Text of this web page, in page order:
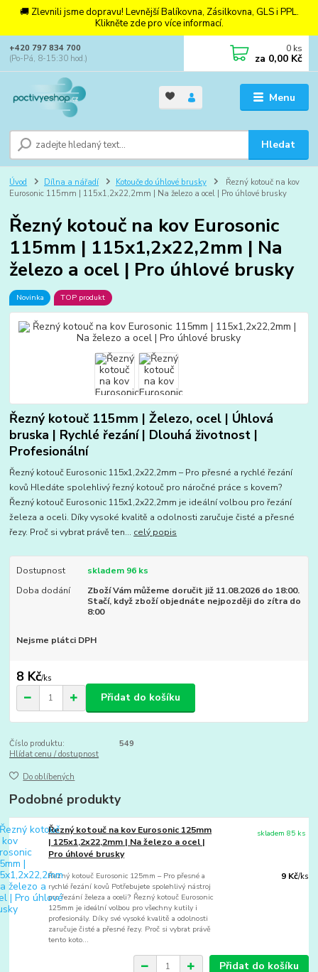
🚚 Zlevnili jsme dopravu! Levnější Balíkovna, Zásilkovna, GLS i PPL.
Klikněte zde pro více informací.
Menu
Hledat
+420 797 834 700
(Po-Pá, 8-15:30 hod.)
0 ks
za 0,00 Kč
Úvod Dílna a nářadí Kotouče do úhlové brusky
Řezný kotouč na kov
Eurosonic 115mm | 115x1,2x22,2mm | Na železo a ocel | Pro úhlové brusky
Řezný kotouč na kov Eurosonic
115mm | 115x1,2x22,2mm | Na
železo a ocel | Pro úhlové brusky
Novinka TOP produkt
Řezný kotouč 115mm | Železo, ocel | Úhlová
bruska | Rychlé řezání | Dlouhá životnost |
Profesionální
Řezný kotouč Eurosonic 115x1,2x22,2mm – Pro přesné a rychlé řezání
kovů Hledáte spolehlivý řezný kotouč pro náročné práce s kovem?
Řezný kotouč Eurosonic 115x1,2x22,2mm je ideální volbou pro řezání
železa a oceli. Díky vysoké kvalitě a odolnosti zaručuje čisté a přesné
řezy. Proč si vybrat právě ten... celý popis
Dostupnost
skladem 96 ks
Doba dodání
Zboží Vám můžeme doručit již 11.08.2026 do 18:00.
Stačí, když zboží objednáte nejpozději do zítra do
8:00
Nejsme plátci DPH
8 Kč/ks
Přidat do košíku
Číslo produktu:
549
Hlídat cenu / dostupnost
Do oblíbených
Podobné produkty
Řezný kotouč na kov Eurosonic 125mm
| 125x1,2x22,2mm | Na železo a ocel |
Pro úhlové brusky
Řezný kotouč Eurosonic 125mm – Pro přesné a
rychlé řezání kovů Potřebujete spolehlivý nástroj
pro řezání železa a oceli? Řezný kotouč Eurosonic
125mm je ideální volbou pro všechny kutily i
profesionály. Díky své vysoké kvalitě a odolnosti
zaručuje čisté a přesné řezy. Proč si vybrat právě
tento koto...
9 Kč/ks
skladem 85 ks
Přidat do košíku